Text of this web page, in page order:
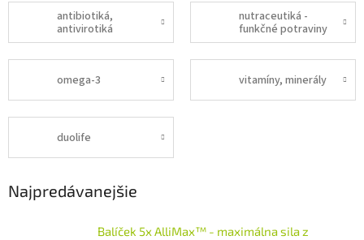
antibiotiká,
antivirotiká
nutraceutiká -
funkčné potraviny
omega-3 vitamíny, minerály
duolife
Najpredávanejšie
Balíček 5x AlliMax™ - maximálna sila z